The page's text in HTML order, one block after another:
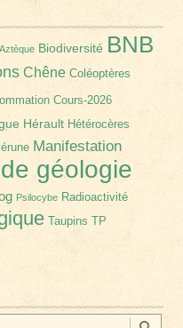
Aztèque Biodiversité BNB
Chêne Coléoptères
Cours-2026
Hérault Hétérocères
Manifestation
géologie
Psilocybe Radioactivité
Taupins TP